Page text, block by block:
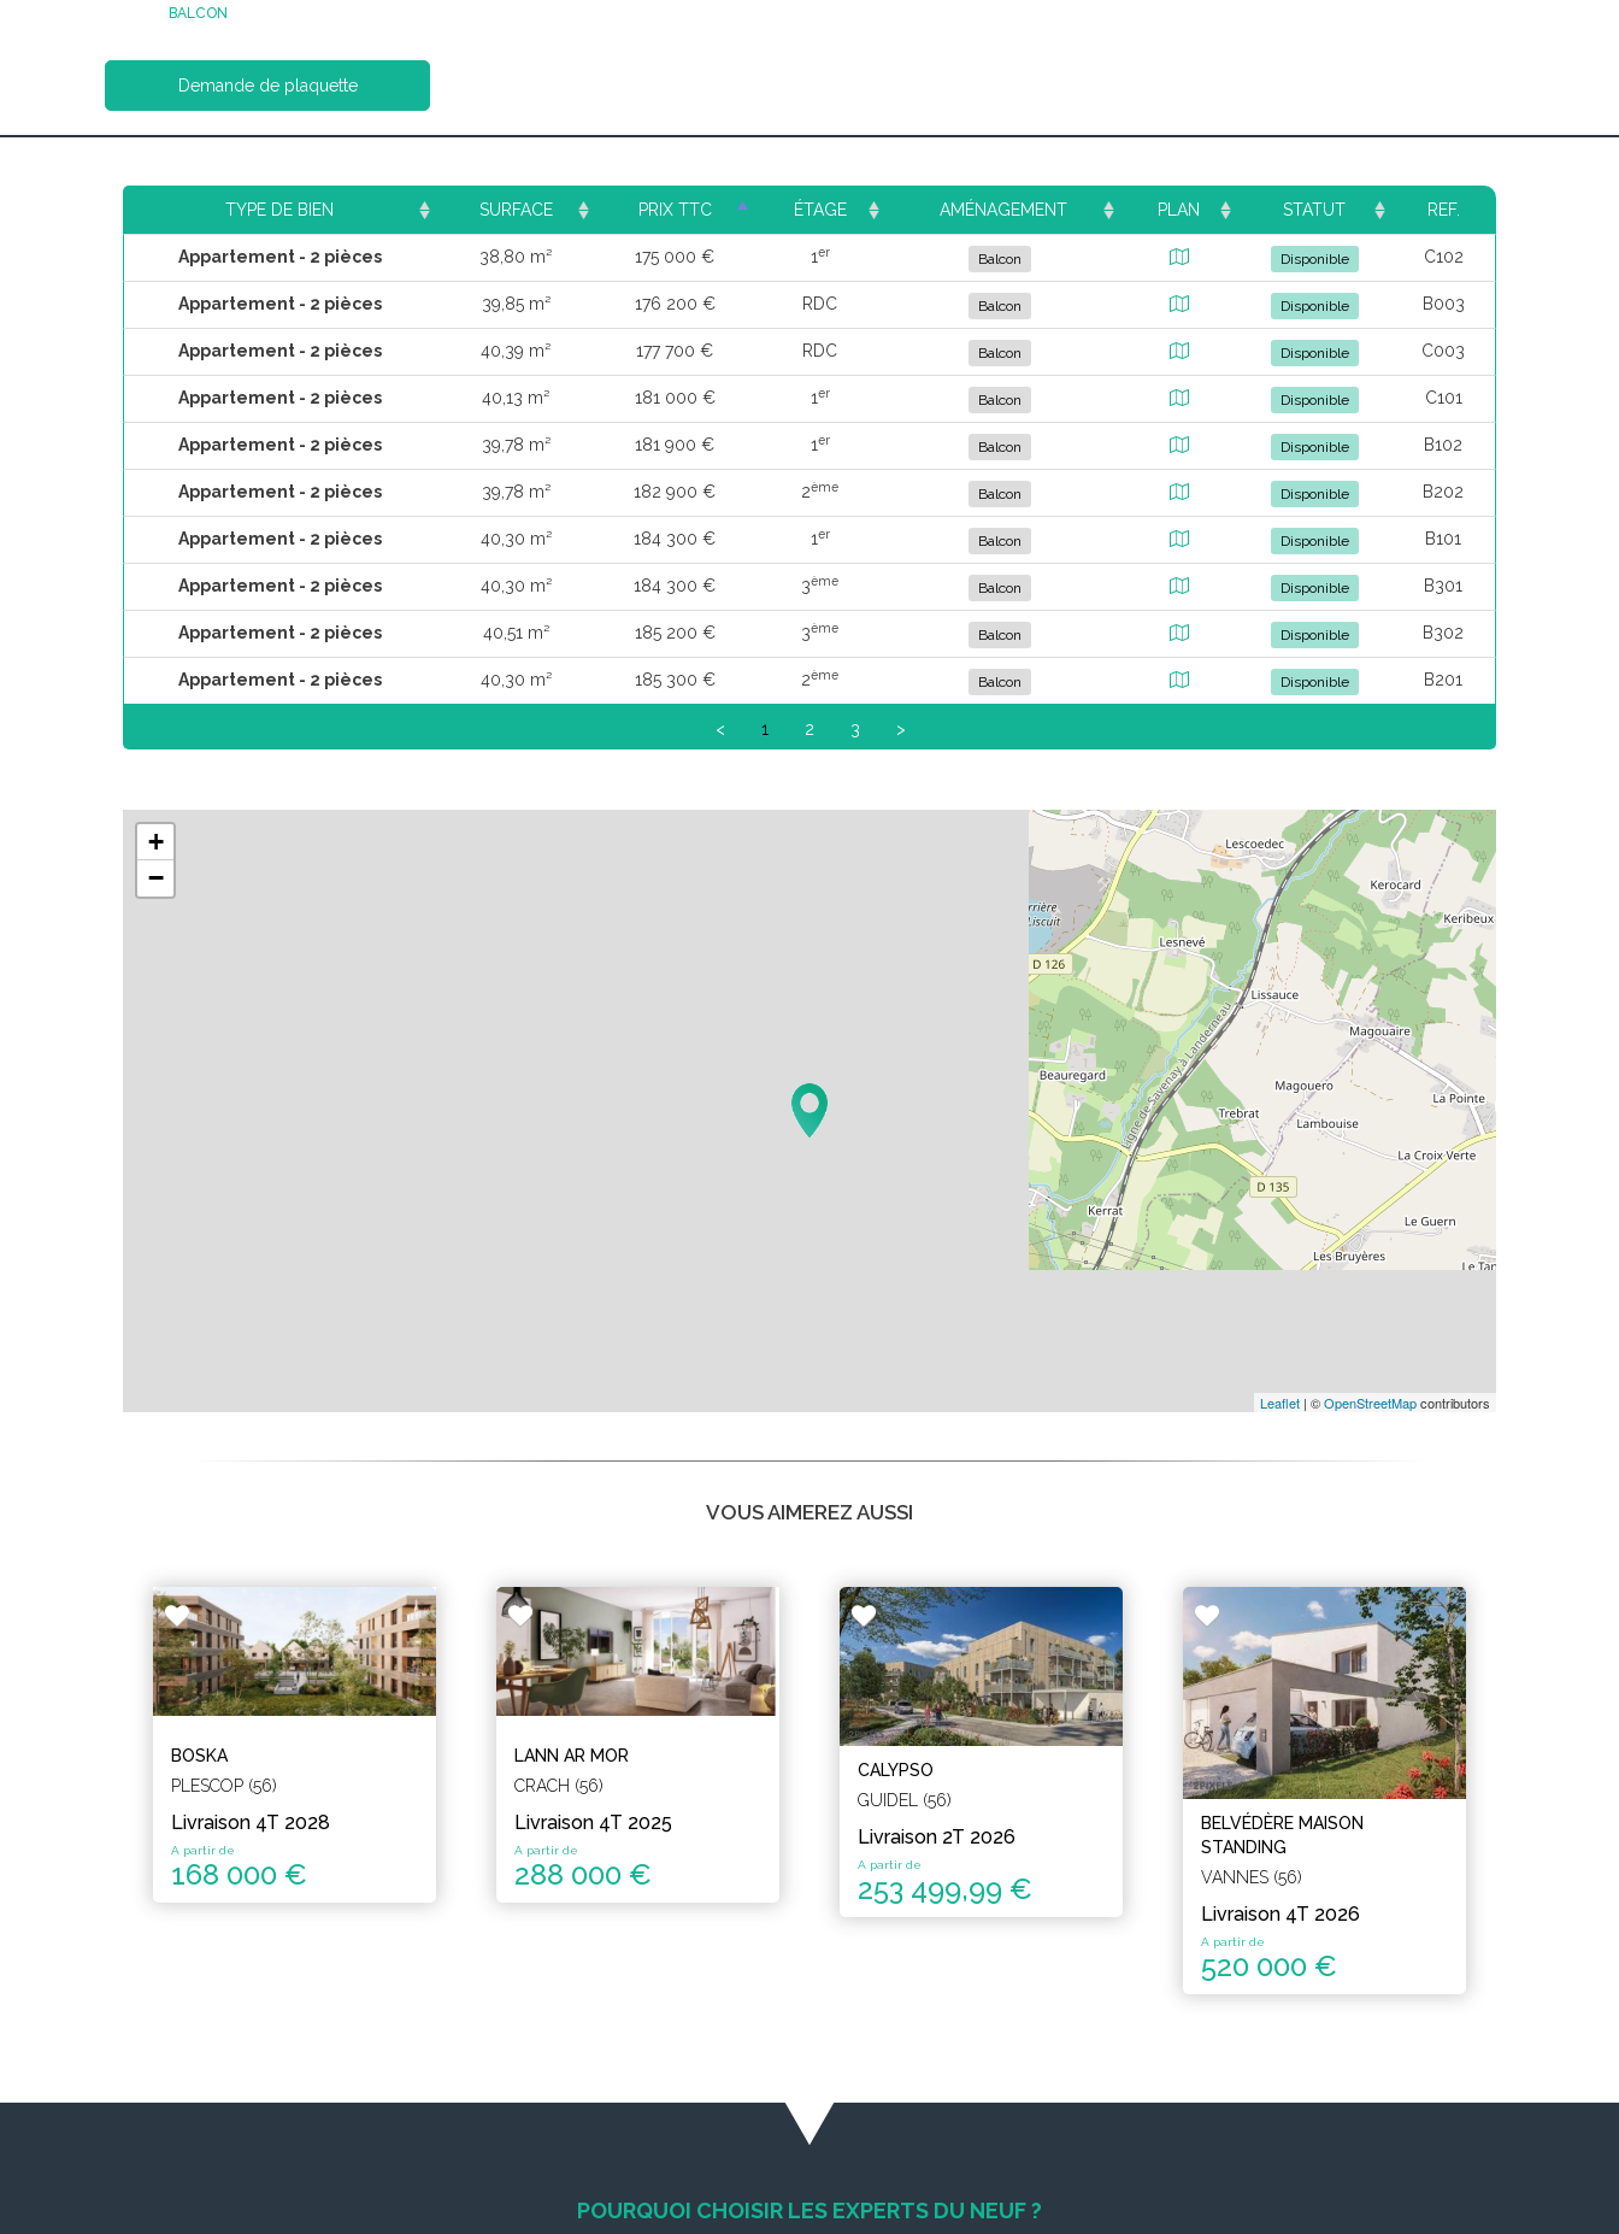
BALCON
Demande de plaquette
TYPE DE BIEN SURFACE PRIX TTC ÉTAGE AMÉNAGEMENT PLAN STATUT REF.
Appartement - 2 pièces 38,80 m² 175 000 € 1er Balcon Disponible C102
Appartement - 2 pièces 39,85 m² 176 200 € RDC Balcon Disponible B003
Appartement - 2 pièces 40,39 m² 177 700 € RDC Balcon Disponible C003
Appartement - 2 pièces 40,13 m² 181 000 € 1er Balcon Disponible C101
Appartement - 2 pièces 39,78 m² 181 900 € 1er Balcon Disponible B102
Appartement - 2 pièces 39,78 m² 182 900 € 2ème Balcon Disponible B202
Appartement - 2 pièces 40,30 m² 184 300 € 1er Balcon Disponible B101
Appartement - 2 pièces 40,30 m² 184 300 € 3ème Balcon Disponible B301
Appartement - 2 pièces 40,51 m² 185 200 € 3ème Balcon Disponible B302
Appartement - 2 pièces 40,30 m² 185 300 € 2ème Balcon Disponible B201
< 1 2 3 >
+
−
Leaflet | ©OpenStreetMapcontributors
VOUS AIMEREZ AUSSI
BOSKA
PLESCOP (56)
Livraison 4T 2028
A partir de
168 000 €
LANN AR MOR
CRACH (56)
Livraison 4T 2025
A partir de
288 000 €
CALYPSO
GUIDEL (56)
Livraison 2T 2026
A partir de
253 499,99 €
BELVÉDÈRE MAISON
STANDING
VANNES (56)
Livraison 4T 2026
A partir de
520 000 €
POURQUOI CHOISIR LES EXPERTS DU NEUF ?